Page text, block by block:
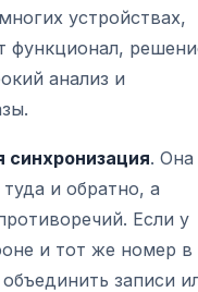
устройствах,
функционал,
анализ и
синхронизация. Она
и обратно, а
Если у
и тот же номер в
записи